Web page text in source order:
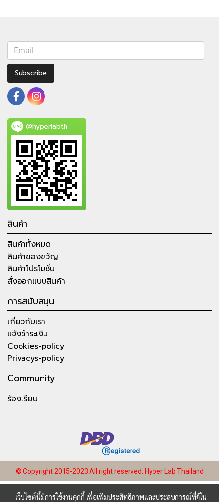
Subscribe
@hyperlabth
สินค้า
สินค้าทั้งหมด
สินค้าของขวัญ
สินค้าโปรโมชั่น
สั่งออกแบบสินค้า
การสนับสนุน
เกี่ยวกับเรา
แจ้งชำระเงิน
Cookies-policy
Privacys-policy
Community
ร้องเรียน
© Copyright 2015-2023 All right reserved. Hyper Lab Thailand
เว็บไซต์นี้มีการใช้งานคุกกี้ เพื่อเพิ่มประสิทธิภาพและประสบการณ์ที่ดีใน